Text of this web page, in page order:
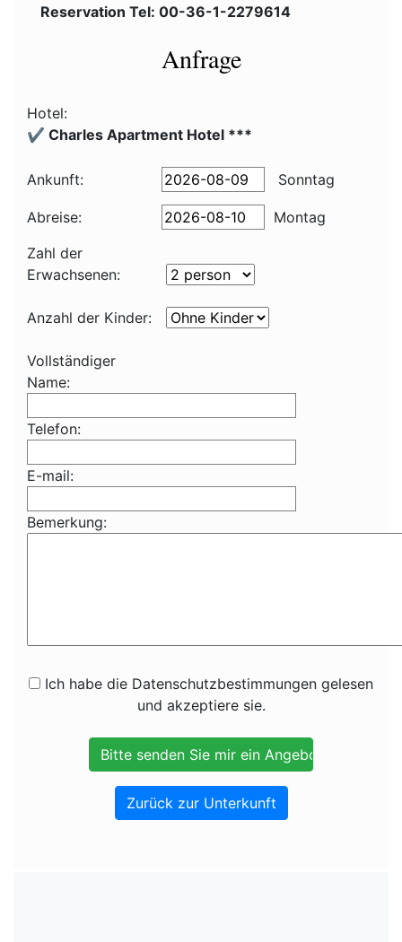
Reservation Tel: 00-36-1-2279614
Anfrage
Hotel:
✔️ Charles Apartment Hotel ***
Ankunft: Sonntag
Abreise:
Montag
Zahl der
Erwachsenen:
Anzahl der Kinder:
Vollständiger
Name:
Telefon:
E-mail:
Bemerkung:
Ich habe die Datenschutzbestimmungen gelesen
und akzeptiere sie.
Zurück zur Unterkunft